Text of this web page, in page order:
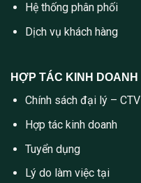
Hệ thống phân phối
Dịch vụ khách hàng
HỢP TÁC KINH DOANH
Chính sách đại lý – CTV
Hợp tác kinh doanh
Tuyển dụng
Lý do làm việc tại